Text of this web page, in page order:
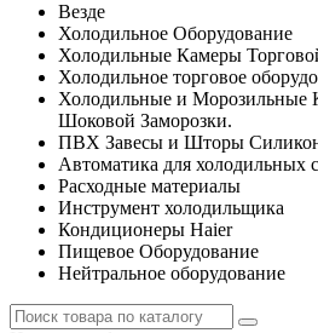
Везде
Холодильное Оборудование
Холодильные Камеры
Холодильное торговое
Холодильные и Морозильные
Шоковой Заморозки.
ПВХ Завесы и Шторы
Автоматика для холодильных
Расходные материалы
Инструмент холодильщика
Кондиционеры Haier
Пищевое Оборудование
Нейтральное оборудование